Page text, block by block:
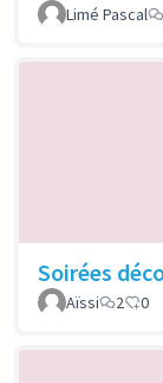
Limé Pascal
Soirées
Aïssi
2 0